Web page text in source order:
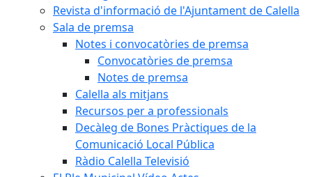
Revista d'informació de l'Ajuntament de Calella
Sala de premsa
Notes i convocatòries de premsa
Convocatòries de premsa
Notes de premsa
Calella als mitjans
Recursos per a professionals
Decàleg de Bones Pràctiques de la
Comunicació Local Pública
Ràdio Calella Televisió